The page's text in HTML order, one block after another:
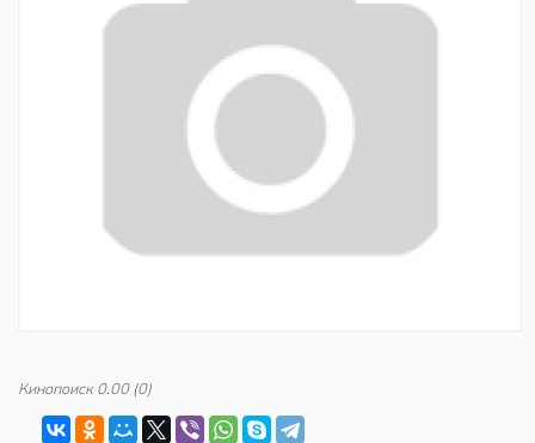
Кинопоиск 0.00(0)